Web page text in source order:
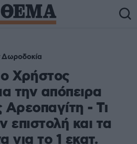
Δωροδοκία
Χρήστος
την απόπειρα
- Τι
επιστολή και τα
για το 1 εκατ.